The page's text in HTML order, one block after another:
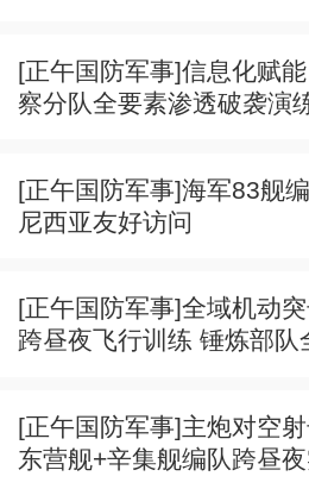
[正午国防军事]信息化赋
察分队全要素渗透破袭演
[正午国防军事]海军83舰
尼西亚友好访问
[正午国防军事]全域机动
跨昼夜飞行训练 锤炼部队
[正午国防军事]主炮对空
东营舰+辛集舰编队跨昼